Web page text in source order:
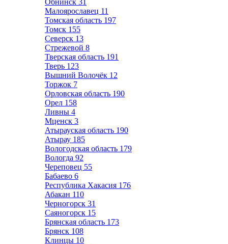
Обнинск 31
Малоярославец 11
Томская область 197
Томск 155
Северск 13
Стрежевой 8
Тверская область 191
Тверь 123
Вышний Волочёк 12
Торжок 7
Орловская область 190
Орел 158
Ливны 4
Мценск 3
Атырауская область 190
Атырау 185
Вологодская область 179
Вологда 92
Череповец 55
Бабаево 6
Республика Хакасия 176
Абакан 110
Черногорск 31
Саяногорск 15
Брянская область 173
Брянск 108
Клинцы 10